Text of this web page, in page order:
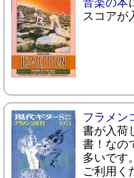
スコアが
フラメン
書が入荷
書！なの
多いです
ご利用く